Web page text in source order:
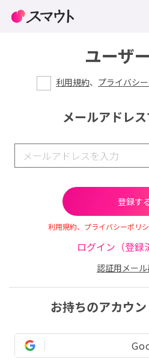
ユーザ
利用規約、 プライバシ
メールアドレ
利用規約、プライバシーポリ
ログイン（登録
認証用メー
お持ちのアカウ